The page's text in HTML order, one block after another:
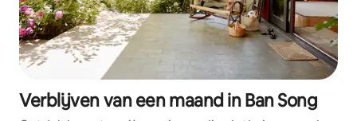
Verblijven van een maand in Ban Song